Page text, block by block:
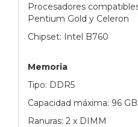
Procesadores
Pentium Gold y Celeron
Chipset: Intel B760
Memoria
Tipo: DDR5
Capacidad máxima: 96 GB
Ranuras: 2 x DIMM